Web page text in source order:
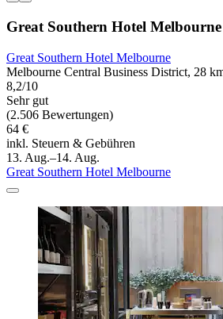
Great Southern Hotel Melbourne
Great Southern Hotel Melbourne
Melbourne Central Business District, 28
8,2/10
Sehr gut
(2.506 Bewertungen)
64 €
inkl. Steuern & Gebühren
13. Aug.–14. Aug.
Great Southern Hotel Melbourne